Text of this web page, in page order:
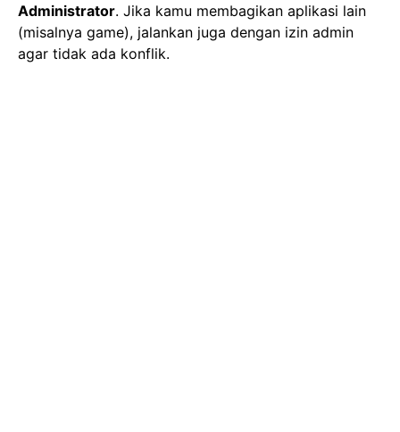
Administrator. Jika kamu membagikan aplikasi lain
(misalnya game), jalankan juga dengan izin admin
agar tidak ada konflik.